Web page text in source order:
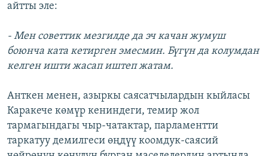
айтты эле:
- Мен советтик мезгилде да эч качан жумуш
боюнча ката кетирген эмесмин. Бүгүн да колумдан
келген ишти жасап иштеп жатам.
Анткен менен, азыркы саясатчылардын кыйласы
Каракече көмүр кениндеги, темир жол
тармагындагы чыр-чатактар, парламентти
таркатуу демилгеси өңдүү коомдук-саясий